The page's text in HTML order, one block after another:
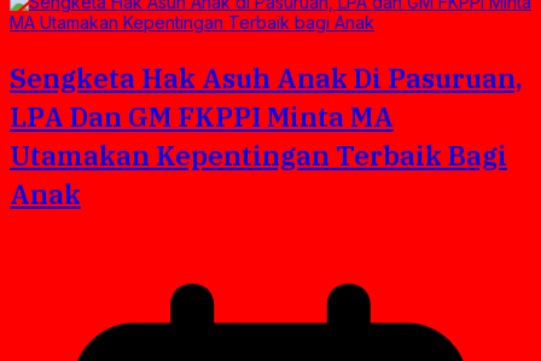
Sengketa Hak Asuh Anak Di Pasuruan,
LPA Dan GM FKPPI Minta MA
Utamakan Kepentingan Terbaik Bagi
Anak